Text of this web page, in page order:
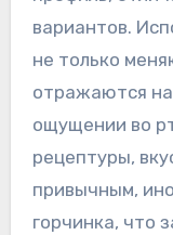
вариантов.
не только
отражаются
ощущении во
рецептуры,
привычным,
горчинка, что